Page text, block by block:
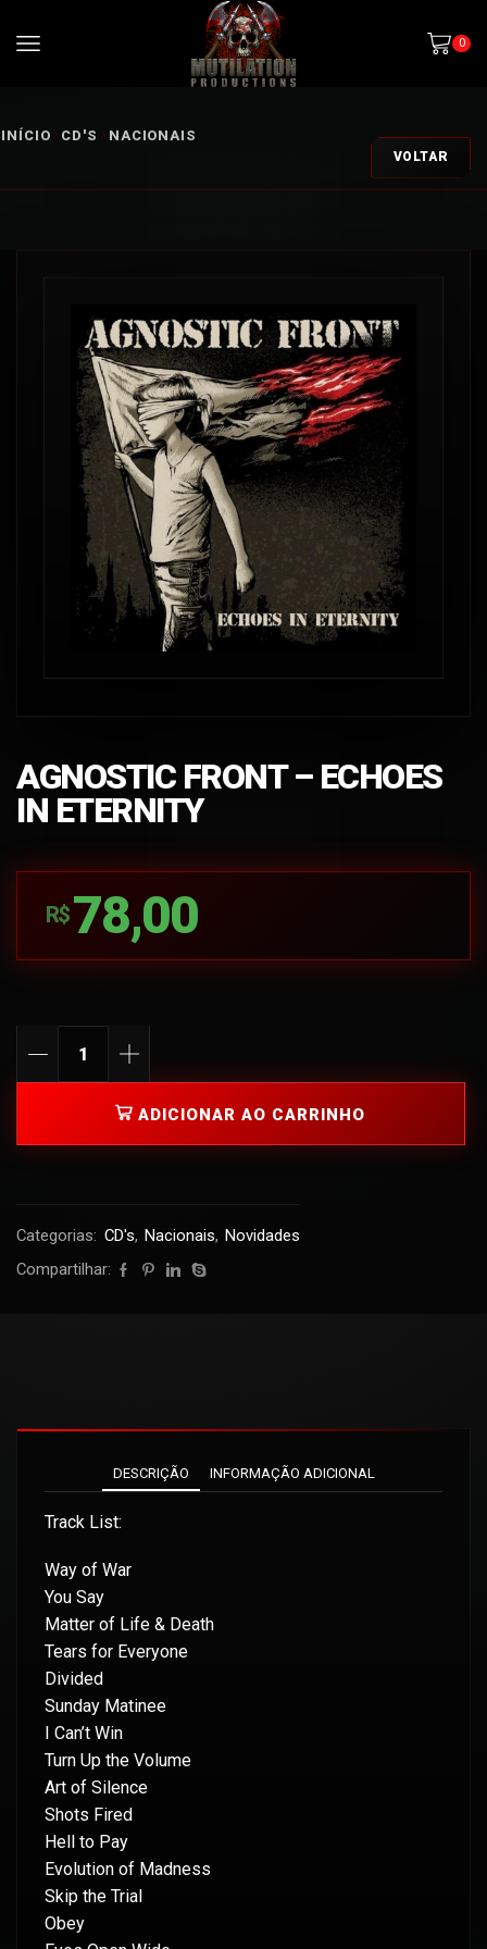
0
INÍCIO CD'S NACIONAIS
VOLTAR
AGNOSTIC FRONT – ECHOES
IN ETERNITY
R$ 78,00
ADICIONAR AO CARRINHO
Categorias: CD's, Nacionais, Novidades
Compartilhar:
DESCRIÇÃO INFORMAÇÃO ADICIONAL
Track List:
Way of War
You Say
Matter of Life & Death
Tears for Everyone
Divided
Sunday Matinee
I Can’t Win
Turn Up the Volume
Art of Silence
Shots Fired
Hell to Pay
Evolution of Madness
Skip the Trial
Obey